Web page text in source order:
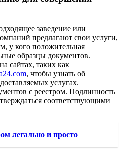
заведение или
предлагают свои услуги,
у кого положительная
образцы документов.
сайтах, таких как
, чтобы узнать об
услугах.
с реестром. Подлинность
соответствующими
легально и просто